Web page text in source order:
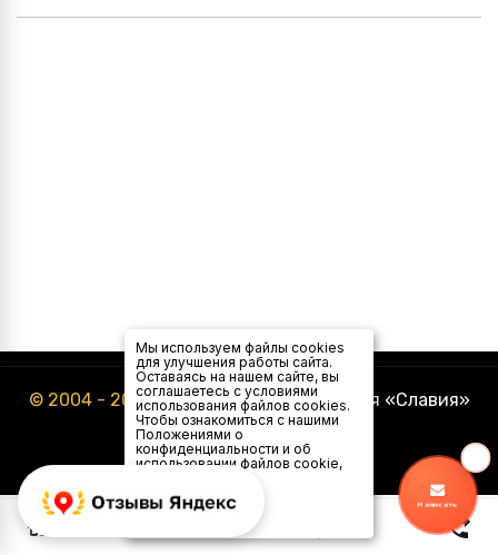
© 2004 - 2026 Туристическая компания «Славия»
Мы используем файлы cookies
для улучшения работы сайта.
Оставаясь на нашем сайте, вы
соглашаетесь с условиями
использования файлов cookies.
Чтобы ознакомиться с нашими
Положениями о
конфиденциальности и об
использовании файлов cookie,
Я
согласен
Написать